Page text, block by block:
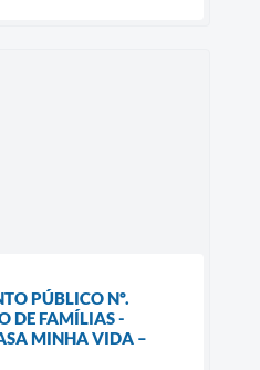
PÚBLICO Nº.
DE FAMÍLIAS -
MINHA VIDA –